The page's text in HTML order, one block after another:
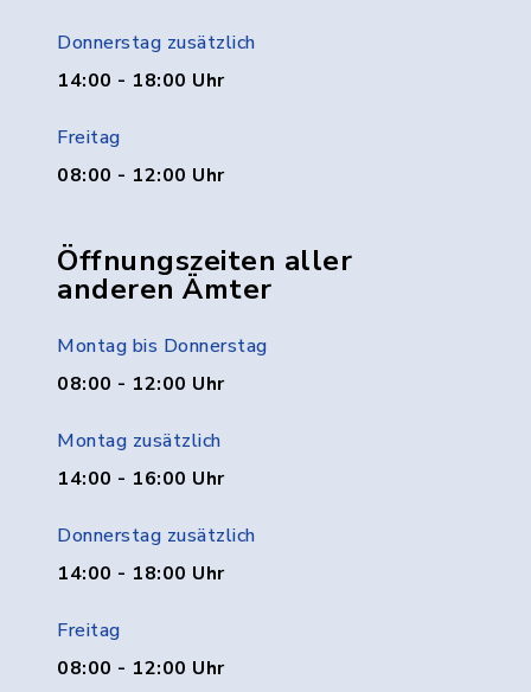
Donnerstag zusätzlich
14:00 - 18:00 Uhr
Freitag
08:00 - 12:00 Uhr
Öffnungszeiten aller
anderen Ämter
Montag bis Donnerstag
08:00 - 12:00 Uhr
Montag zusätzlich
14:00 - 16:00 Uhr
Donnerstag zusätzlich
14:00 - 18:00 Uhr
Freitag
08:00 - 12:00 Uhr